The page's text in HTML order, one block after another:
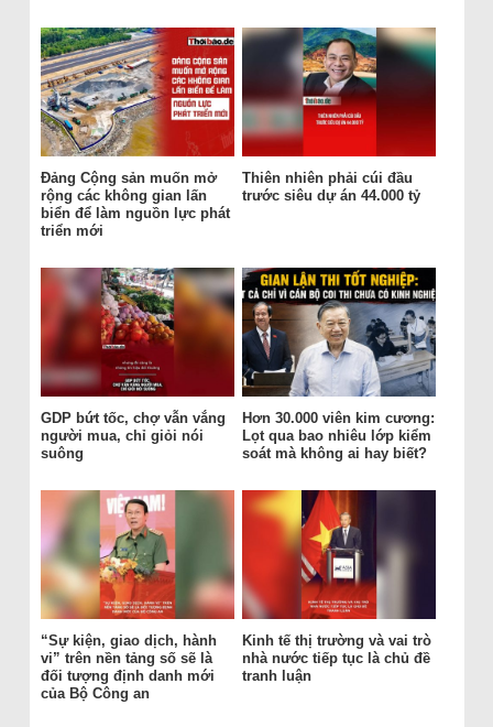
Đảng Cộng sản muốn mở
rộng các không gian lấn
biển để làm nguồn lực phát
triển mới
Thiên nhiên phải cúi đầu
trước siêu dự án 44.000 tỷ
GDP bứt tốc, chợ vẫn vắng
người mua, chỉ giỏi nói
suông
Hơn 30.000 viên kim cương:
Lọt qua bao nhiêu lớp kiểm
soát mà không ai hay biết?
“Sự kiện, giao dịch, hành
vi” trên nền tảng số sẽ là
đối tượng định danh mới
của Bộ Công an
Kinh tế thị trường và vai trò
nhà nước tiếp tục là chủ đề
tranh luận